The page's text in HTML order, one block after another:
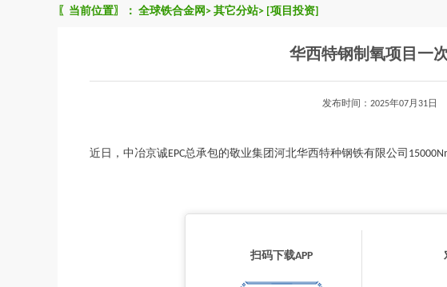
〖当前位置〗： 全球铁合金网 > 其它分站> [项目投资]
华西特钢制氧项目一
发布时间：2025年07月31
近日，中冶京诚EPC总承包的敬业集团河北华西特种钢铁有限公司
扫码下载APP